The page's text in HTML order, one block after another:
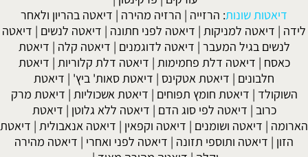
דיאטות שונות: הרזייה | הרזיה מהירה | דיאטה בהריון ולאחר
לידה | דיאטה למניקות | דיאטה לפני חתונה | דיאטה לנשים | דיאטה
לנשים בגיל המעבר | דיאטה לדוגמנים | דיאטה קלה | דיאטת
כאסח | דיאטה דלת פחמימות | דיאטה דלת קלוריות | דיאטת
חלבונים | דיאטת אטקינס | דיאטת סאות' ביץ' | דיאטת
השוקולד | דיאטת חומץ תפוחים | דיאטת אשכוליות | דיאטת מרק
כרוב | דיאטה לפי סוג הדם | דיאטה ללא גלוטן | דיאטת
הארומה | דיאטה ושומנים | דיאטה וקפאין | דיאטה אנאבולית | דיאטת
הזון | דיאטה ותוספי תזונה | דיאטה לפני ואחרי | דיאטה מהירה